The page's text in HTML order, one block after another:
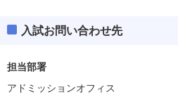
入試お問い合わせ先
担当部署
アドミッションオフィス